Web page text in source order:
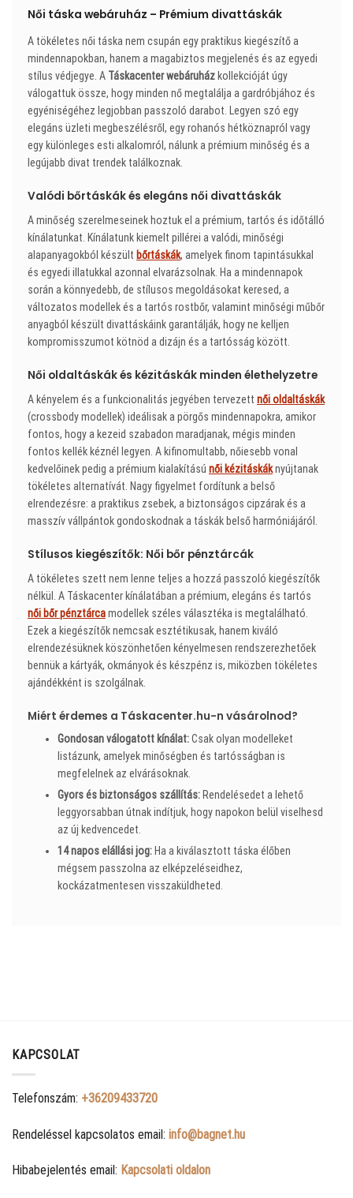
Női táska webáruház – Prémium divattáskák
A tökéletes női táska nem csupán egy praktikus kiegészítő a
mindennapokban, hanem a magabiztos megjelenés és az egyedi
stílus védjegye. A Táskacenter webáruház kollekcióját úgy
válogattuk össze, hogy minden nő megtalálja a gardróbjához és
egyéniségéhez legjobban passzoló darabot. Legyen szó egy
elegáns üzleti megbeszélésről, egy rohanós hétköznapról vagy
egy különleges esti alkalomról, nálunk a prémium minőség és a
legújabb divat trendek találkoznak.
Valódi bőrtáskák és elegáns női divattáskák
A minőség szerelmeseinek hoztuk el a prémium, tartós és időtálló
kínálatunkat. Kínálatunk kiemelt pillérei a valódi, minőségi
alapanyagokból készült bőrtáskák, amelyek finom tapintásukkal
és egyedi illatukkal azonnal elvarázsolnak. Ha a mindennapok
során a könnyedebb, de stílusos megoldásokat keresed, a
változatos modellek és a tartós rostbőr, valamint minőségi műbőr
anyagból készült divattáskáink garantálják, hogy ne kelljen
kompromisszumot kötnöd a dizájn és a tartósság között.
Női oldaltáskák és kézitáskák minden élethelyzetre
A kényelem és a funkcionalitás jegyében tervezett női oldaltáskák
(crossbody modellek) ideálisak a pörgős mindennapokra, amikor
fontos, hogy a kezeid szabadon maradjanak, mégis minden
fontos kellék kéznél legyen. A kifinomultabb, nőiesebb vonal
kedvelőinek pedig a prémium kialakítású női kézitáskáknyújtanak
tökéletes alternatívát. Nagy figyelmet fordítunk a belső
elrendezésre: a praktikus zsebek, a biztonságos cipzárak és a
masszív vállpántok gondoskodnak a táskák belső harmóniájáról.
Stílusos kiegészítők: Női bőr pénztárcák
A tökéletes szett nem lenne teljes a hozzá passzoló kiegészítők
nélkül. A Táskacenter kínálatában a prémium, elegáns és tartós
női bőr pénztárcamodellek széles választéka is megtalálható.
Ezek a kiegészítők nemcsak esztétikusak, hanem kiváló
elrendezésüknek köszönhetően kényelmesen rendszerezhetőek
bennük a kártyák, okmányok és készpénz is, miközben tökéletes
ajándékként is szolgálnak.
Miért érdemes a Táskacenter.hu-n vásárolnod?
Gondosan válogatott kínálat:Csak olyan modelleket
listázunk, amelyek minőségben és tartósságban is
megfelelnek az elvárásoknak.
Gyors és biztonságos szállítás: Rendelésedet a lehető
leggyorsabban útnak indítjuk, hogy napokon belül viselhesd
az új kedvencedet.
14 napos elállási jog: Ha a kiválasztott táska élőben
mégsem passzolna az elképzeléseidhez,
kockázatmentesen visszaküldheted.
KAPCSOLAT
Telefonszám: +36209433720
Rendeléssel kapcsolatos email: info@bagnet.hu
Hibabejelentés email: Kapcsolati oldalon